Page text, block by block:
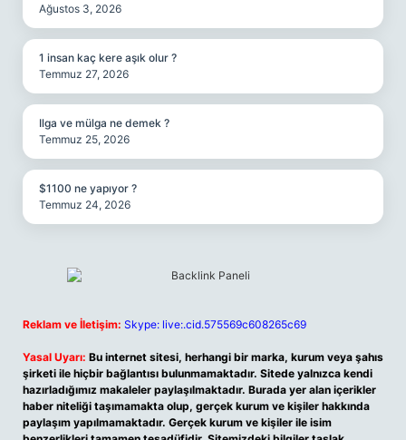
Ağustos 3, 2026
1 insan kaç kere aşık olur ?
Temmuz 27, 2026
Ilga ve mülga ne demek ?
Temmuz 25, 2026
$1100 ne yapıyor ?
Temmuz 24, 2026
Reklam ve İletişim: Skype: live:.cid.575569c608265c69
Yasal Uyarı: Bu internet sitesi, herhangi bir marka, kurum veya şahıs
şirketi ile hiçbir bağlantısı bulunmamaktadır. Sitede yalnızca kendi
hazırladığımız makaleler paylaşılmaktadır. Burada yer alan içerikler
haber niteliği taşımamakta olup, gerçek kurum ve kişiler hakkında
paylaşım yapılmamaktadır. Gerçek kurum ve kişiler ile isim